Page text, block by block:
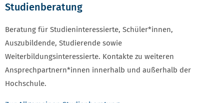
Studienberatung
Beratung für Studieninteressierte, Schüler*innen,
Auszubildende, Studierende sowie
Weiterbildungsinteressierte. Kontakte zu weiteren
Ansprechpartnern*innen innerhalb und außerhalb der
Hochschule.